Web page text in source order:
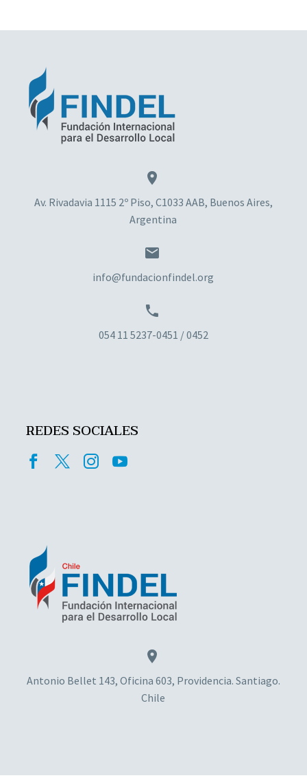
veniam, quis nostrud
consequat.


Av. Rivadavia 1115 2º Piso, C1033 AAB, Buenos Aires,
Argentina


info@fundacionfindel.org


054 11 5237-0451 / 0452
REDES SOCIALES


Antonio Bellet 143, Oficina 603, Providencia. Santiago.
Chile